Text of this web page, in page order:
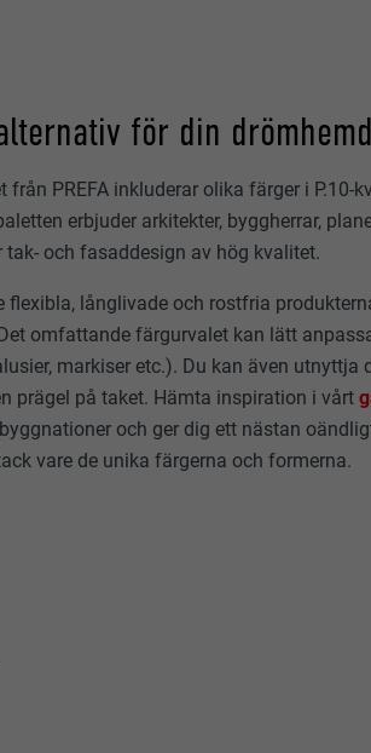
för din
PREFA inkluderar olika färger i P.10-
erbjuder arkitekter, byggherrar,
och fasaddesign av hög kvalitet.
långlivade och rostfria
omfattande färgurvalet kan lätt
markiser etc.). Du kan även
prägel på taket. Hämta inspiration i vårt
och ger dig ett nästan
vare de unika färgerna och formerna.